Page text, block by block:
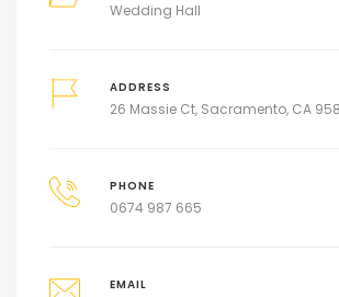
Wedding Hall
ADDRESS
26 Massie Ct, Sacramento, CA
PHONE
0674 987 665
EMAIL